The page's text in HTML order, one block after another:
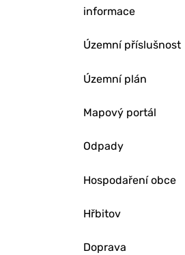
informace
Územní příslušnost
Územní plán
Mapový portál
Odpady
Hospodaření obce
Hřbitov
Doprava